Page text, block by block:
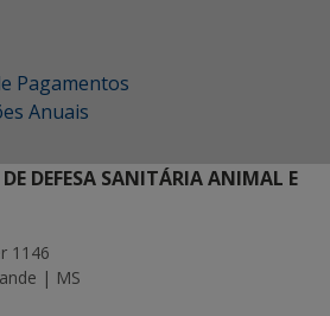
Pagamentos
Anuais
DEFESA SANITÁRIA ANIMAL E
1146
| MS